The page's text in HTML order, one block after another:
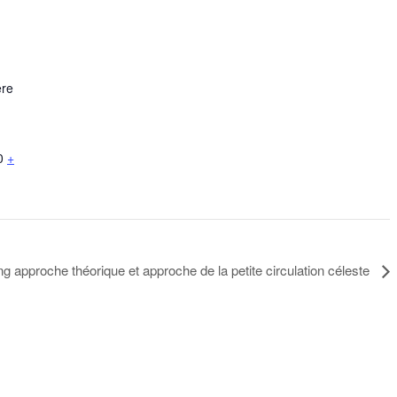
+
approche théorique et approche de la petite circulation céleste